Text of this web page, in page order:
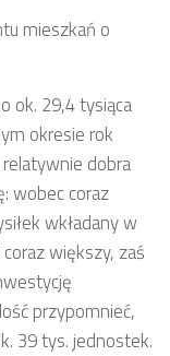
mieszkań o
ok. 29,4 tysiąca
okresie rok
dobra
wobec coraz
wkładany w
większy, zaś
przypomnieć,
39 tys. jednostek.